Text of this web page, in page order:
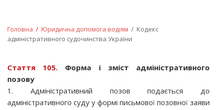
Головна / Юридична допомога водiям / Кодекс
адміністративного судочинства України
Стаття 105.
Форма і зміст адміністративного
позову
1. Адміністративний позов подається до
адміністративного суду у формі письмової позовної заяви